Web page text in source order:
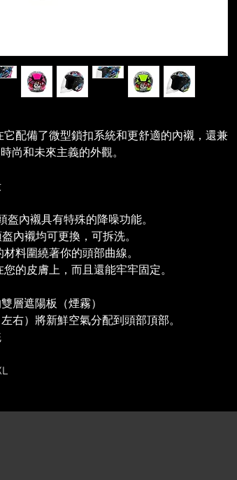
配備了微型鎖扣系統和更舒適的內襯，還兼
尚和未來主義的外觀。
盔內襯具有特殊的降噪功能。
內襯均可更換，可拆洗。
料圍繞著你的頭部曲線。
的皮膚上，而且還能牢牢固定。
層遮陽板（煙霧）
右）將新鮮空氣分配到頭部頂部。